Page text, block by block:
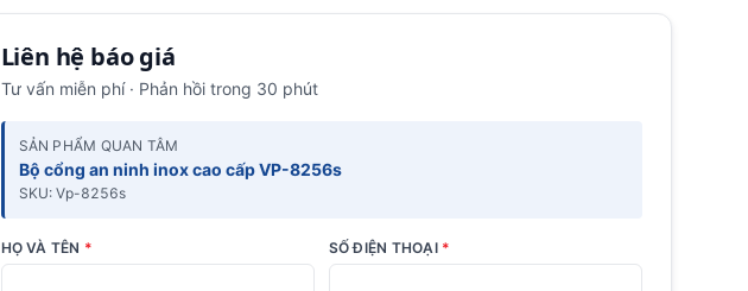
Liên hệ báo giá
Tư vấn miễn phí · Phản hồi trong 30 phút
SẢN PHẨM QUAN TÂM
Bộ cổng an ninh inox cao cấp VP-8256s
SKU: Vp-8256s
HỌ VÀ TÊN * SỐ ĐIỆN THOẠI *